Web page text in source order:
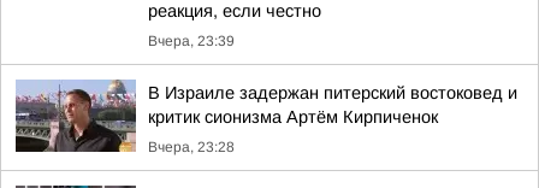
реакция, если честно
Вчера, 23:39
В Израиле задержан питерский востоковед и
критик сионизма Артём Кирпиченок
Вчера, 23:28